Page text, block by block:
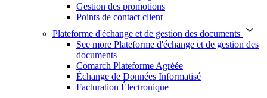
Gestion des promotions
Points de contact client
Plateforme d'échange et de gestion des documents
See more Plateforme d'échange et de gestion des
documents
Comarch Plateforme Agréée
Échange de Données Informatisé
Facturation Électronique